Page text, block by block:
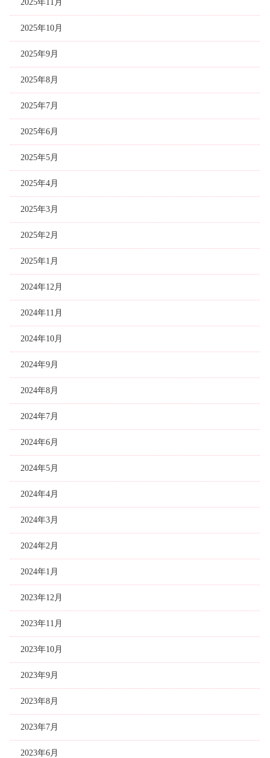
2025年11月
2025年10月
2025年9月
2025年8月
2025年7月
2025年6月
2025年5月
2025年4月
2025年3月
2025年2月
2025年1月
2024年12月
2024年11月
2024年10月
2024年9月
2024年8月
2024年7月
2024年6月
2024年5月
2024年4月
2024年3月
2024年2月
2024年1月
2023年12月
2023年11月
2023年10月
2023年9月
2023年8月
2023年7月
2023年6月